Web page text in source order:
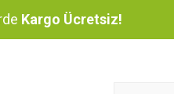
Kargo Ücretsiz!